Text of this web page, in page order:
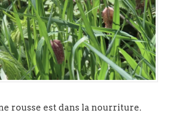
rousse est dans la nourriture.